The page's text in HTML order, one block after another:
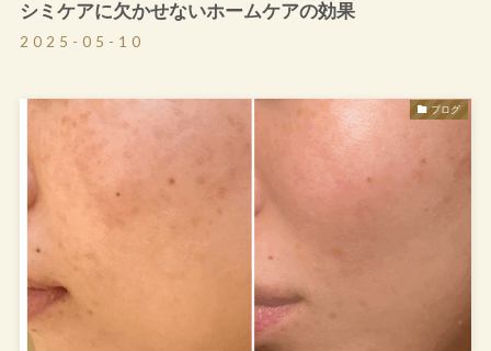
シミケアに欠かせないホームケアの効果
2025-05-10
ブログ